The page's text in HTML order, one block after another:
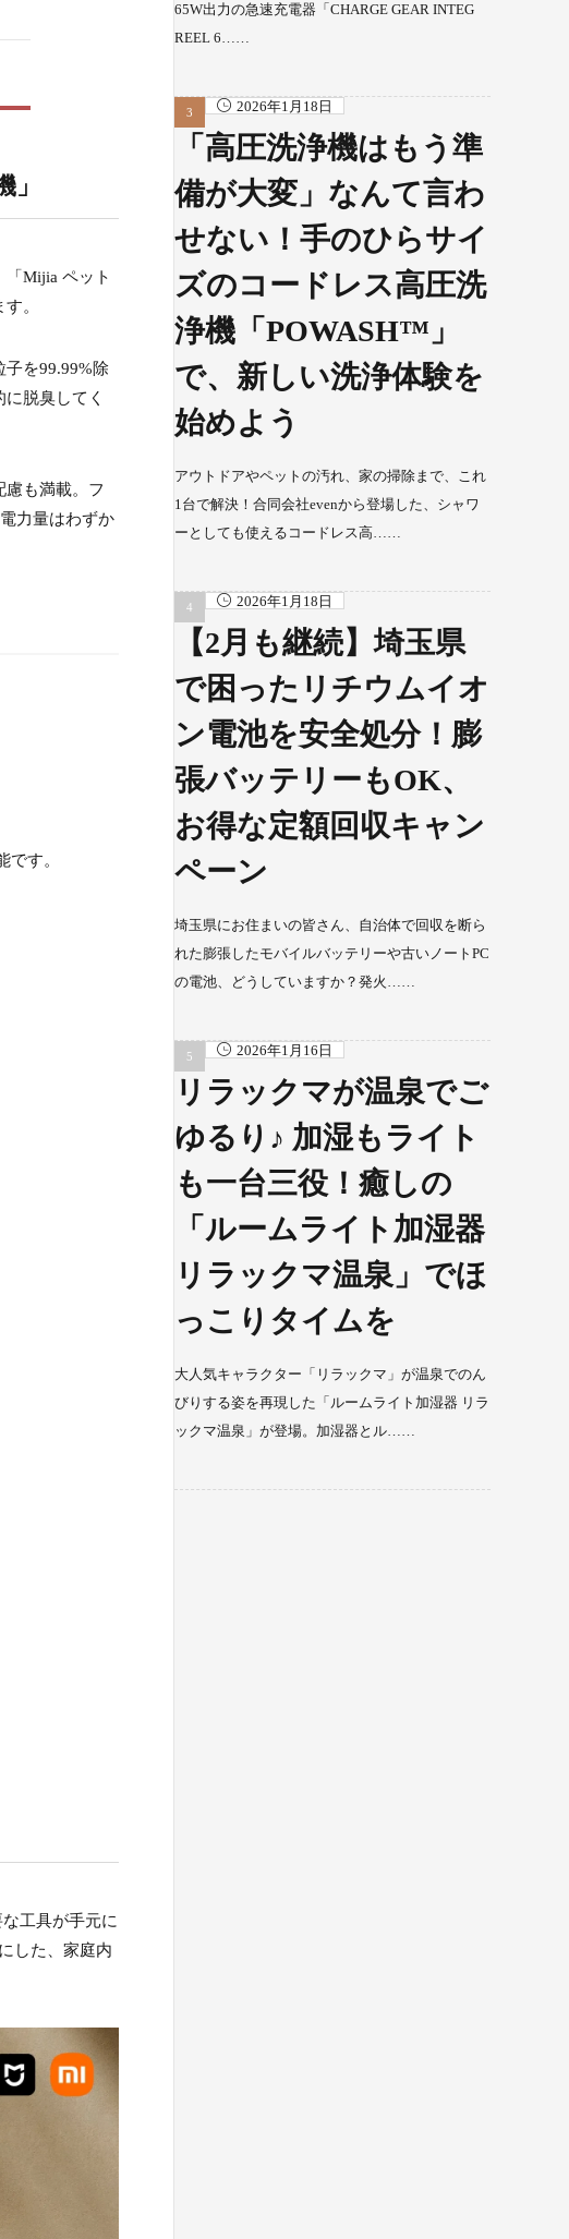
Mijia ペット
。
子を99.99%除
脱臭してく
も満載。フ
力量はわずか
です。
工具が手元に
した、家庭内
65W出力の急速充電器「CHARGE GEAR INTEG
REEL 6……
2026年1月18日
「高圧洗浄機はもう準
備が大変」なんて言わ
せない！手のひらサイ
ズのコードレス高圧洗
浄機「POWASH™」
で、新しい洗浄体験を
始めよう
アウトドアやペットの汚れ、家の掃除まで、これ
1台で解決！合同会社evenから登場した、シャワ
ーとしても使えるコードレス高……
2026年1月18日
【2月も継続】埼玉県
で困ったリチウムイオ
ン電池を安全処分！膨
張バッテリーもOK、
お得な定額回収キャン
ペーン
埼玉県にお住まいの皆さん、自治体で回収を断ら
れた膨張したモバイルバッテリーや古いノートPC
の電池、どうしていますか？発火……
2026年1月16日
リラックマが温泉でご
ゆるり♪ 加湿もライト
も一台三役！癒しの
「ルームライト加湿器
リラックマ温泉」でほ
っこりタイムを
大人気キャラクター「リラックマ」が温泉でのん
びりする姿を再現した「ルームライト加湿器 リラ
ックマ温泉」が登場。加湿器とル……